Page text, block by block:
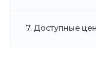
7. Доступные